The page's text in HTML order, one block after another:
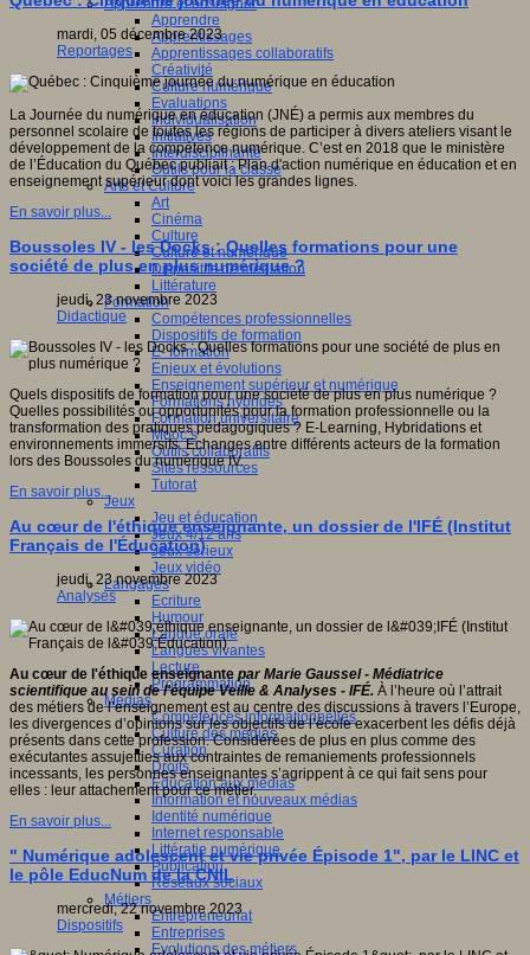
Apprendre et enseigner
Apprendre
Apprentissages
Apprentissages collaboratifs
Créativité
Culture numérique
Evaluations
Individualisation
Initiatives
Interdisciplinarité
Outils pour la classe
Arts et Culture
Art
Cinéma
Culture
Culture et numérique
Dispositifs de médiation
Littérature
Formation
Compétences professionnelles
Dispositifs de formation
E- formation
Enjeux et évolutions
Enseignement supérieur et numérique
Formations hybrides
Formation universitaire
Mooc’s
Outils collaboratifs
Sites ressources
Tutorat
Jeux
Jeu et éducation
Jeux 4/12 ans
Jeux sérieux
Jeux vidéo
Langages
Ecriture
Humour
Langue orale
Langues vivantes
Lecture
Programmation
Médias
Compétences informationnelles
Culture des médias
Curation
Droits
Education aux médias
Information et nouveaux médias
Identité numérique
Internet responsable
Littératie numérique
Publication
Réseaux sociaux
Métiers
Entrepreneuriat
Entreprises
Evolutions des métiers
mardi, 05 décembre 2023
Reportages
La Journée du numérique en éducation (JNÉ) a permis aux membres du
personnel scolaire de toutes les régions de participer à divers ateliers visant le
développement de la compétence numérique. C’est en 2018 que le ministère
de l’Éducation du Québec publiait : Plan d'action numérique en éducation et en
enseignement supérieur dont voici les grandes lignes.
En savoir plus...
Boussoles IV - les Docks : Quelles formations pour une
société de plus en plus numérique ?
jeudi, 23 novembre 2023
Didactique
Quels dispositifs de formation pour une société de plus en plus numérique ?
Quelles possibilités ou opportunités pour la formation professionnelle ou la
transformation des pratiques pédagogiques ? E-Learning, Hybridations et
environnements immersifs. Echanges entre différents acteurs de la formation
lors des Boussoles du numérique IV.
En savoir plus...
Au cœur de l'éthique enseignante, un dossier de l'IFÉ (Institut
Français de l'Éducation)
jeudi, 23 novembre 2023
Analyses
Au cœur de l'éthique enseignante par Marie Gaussel - Médiatrice
scientifique au sein de l'équipe Veille & Analyses - IFÉ. À l’heure où l’attrait
des métiers de l’enseignement est au centre des discussions à travers l’Europe,
les divergences d’opinions sur les objectifs de l’école exacerbent les défis déjà
présents dans cette profession. Considérées de plus en plus comme des
exécutantes assujetties aux contraintes de remaniements professionnels
incessants, les personnes enseignantes s’agrippent à ce qui fait sens pour
elles : leur attachement pour ce métier.
En savoir plus...
" Numérique adolescent et vie privée Épisode 1", par le LINC et
le pôle EducNum de la CNIL
mercredi, 22 novembre 2023
Dispositifs